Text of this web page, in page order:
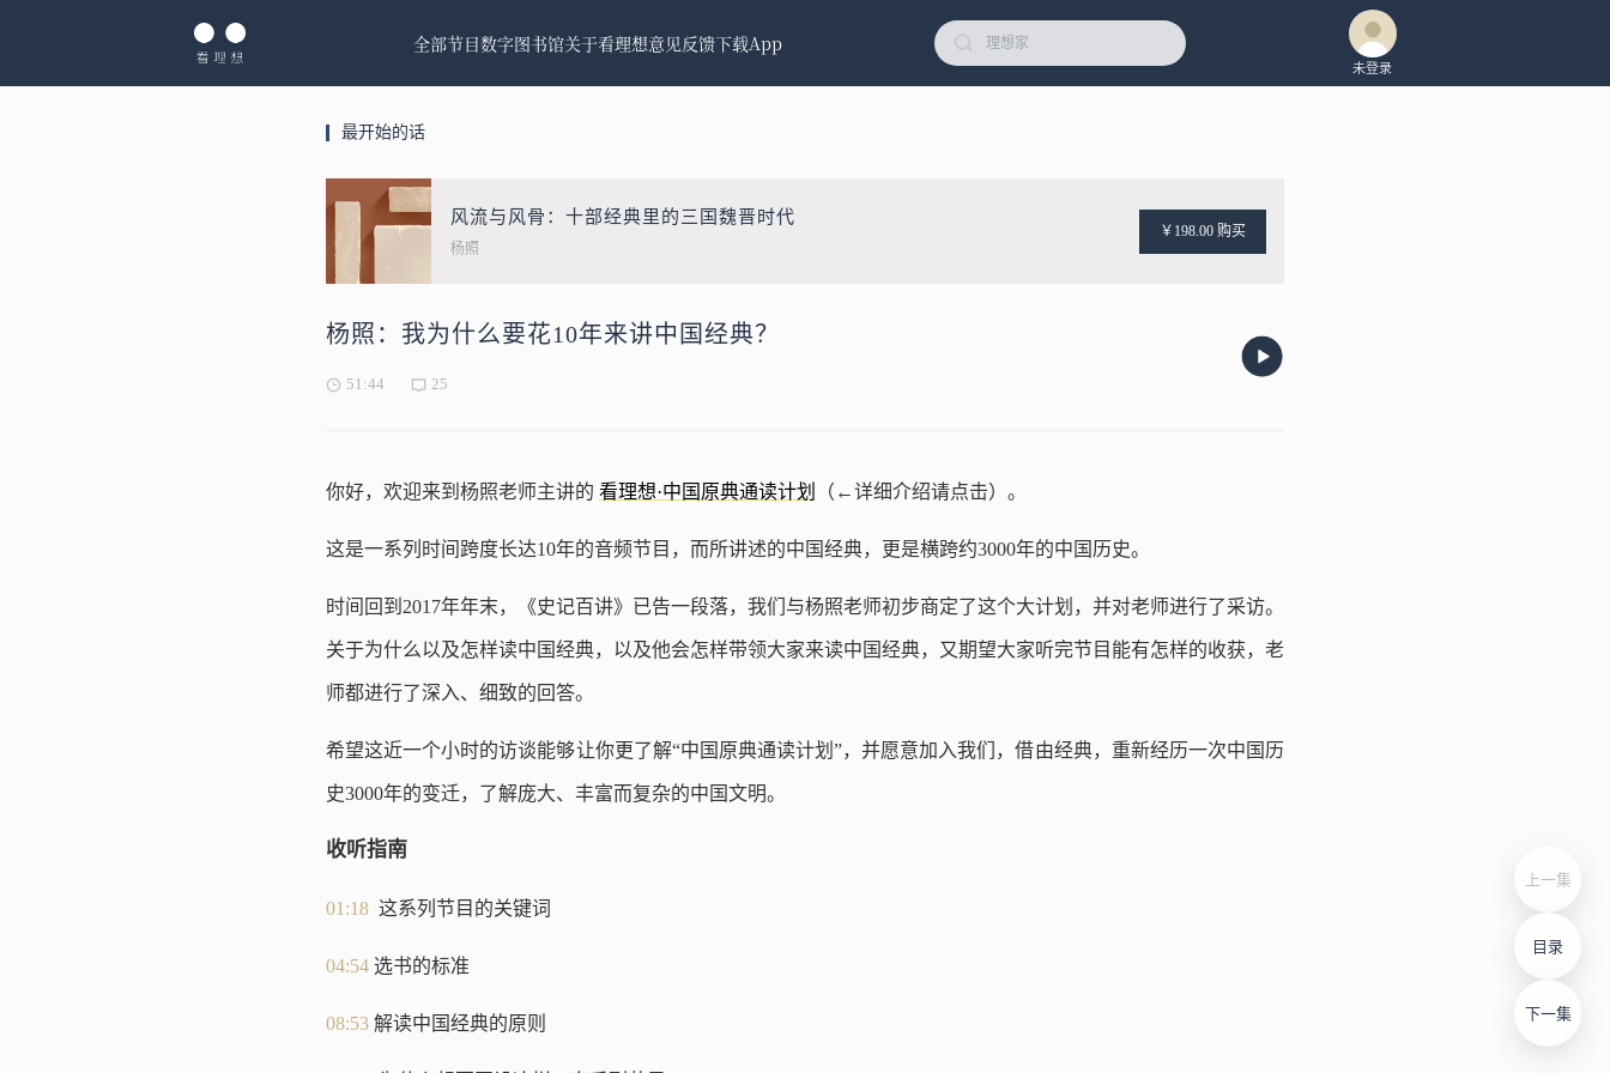
全部节目数字图书馆关于看理想意见反馈下载App
未登录
最开始的话
风流与风骨：十部经典里的三国魏晋时代
杨照
￥198.00 购买
杨照：我为什么要花10年来讲中国经典？
51:44 25
上一集
目录
下一集
你好，欢迎来到杨照老师主讲的 看理想·中国原典通读计划 （←详细介绍请点击）。
这是一系列时间跨度长达10年的音频节目，而所讲述的中国经典，更是横跨约3000年的中国历史。
时间回到2017年年末，《史记百讲》已告一段落，我们与杨照老师初步商定了这个大计划，并对老师进行了采访。
关于为什么以及怎样读中国经典，以及他会怎样带领大家来读中国经典，又期望大家听完节目能有怎样的收获，老
师都进行了深入、细致的回答。
希望这近一个小时的访谈能够让你更了解“中国原典通读计划”，并愿意加入我们，借由经典，重新经历一次中国历
史3000年的变迁，了解庞大、丰富而复杂的中国文明。
收听指南
01:18 这系列节目的关键词
04:54 选书的标准
08:53 解读中国经典的原则